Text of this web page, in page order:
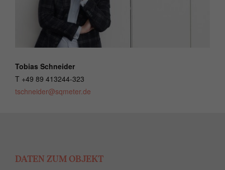
Tobias Schneider
T +49 89 413244-323
tschneider@sqmeter.de
DATEN ZUM OBJEKT